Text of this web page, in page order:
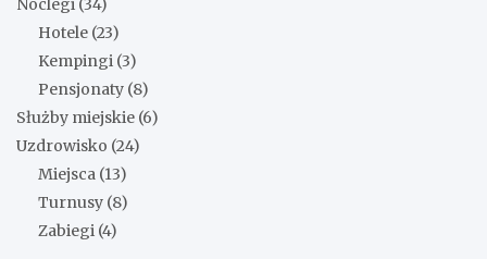
Noclegi (34)
Hotele (23)
Kempingi (3)
Pensjonaty (8)
Służby miejskie (6)
Uzdrowisko (24)
Miejsca (13)
Turnusy (8)
Zabiegi (4)